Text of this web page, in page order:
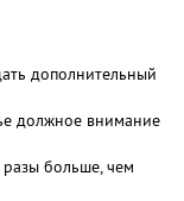
дополнительный
должное внимание
больше, чем